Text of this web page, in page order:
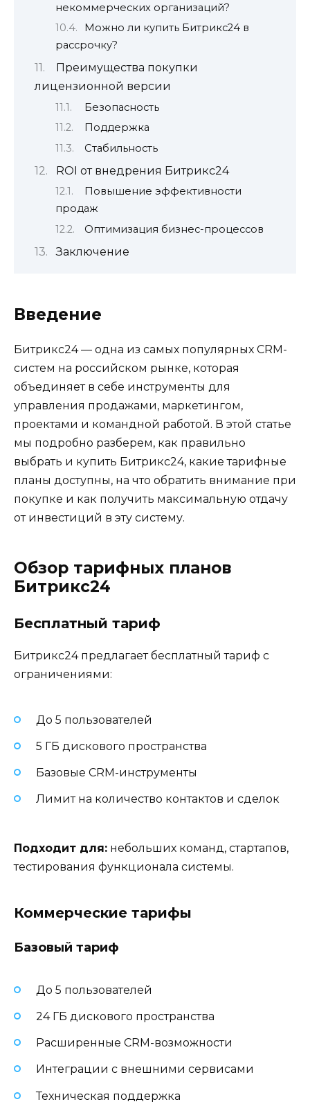
некоммерческих организаций?
Можно ли купить Битрикс24 в
рассрочку?
Преимущества покупки
лицензионной версии
Безопасность
Поддержка
Стабильность
ROI от внедрения Битрикс24
Повышение эффективности
продаж
Оптимизация бизнес-процессов
Заключение
Введение
Битрикс24 — одна из самых популярных CRM-
систем на российском рынке, которая
объединяет в себе инструменты для
управления продажами, маркетингом,
проектами и командной работой. В этой статье
мы подробно разберем, как правильно
выбрать и купить Битрикс24, какие тарифные
планы доступны, на что обратить внимание при
покупке и как получить максимальную отдачу
от инвестиций в эту систему.
Обзор тарифных планов
Битрикс24
Бесплатный тариф
Битрикс24 предлагает бесплатный тариф с
ограничениями:
До 5 пользователей
5 ГБ дискового пространства
Базовые CRM-инструменты
Лимит на количество контактов и сделок
Подходит для: небольших команд, стартапов,
тестирования функционала системы.
Коммерческие тарифы
Базовый тариф
До 5 пользователей
24 ГБ дискового пространства
Расширенные CRM-возможности
Интеграции с внешними сервисами
Техническая поддержка